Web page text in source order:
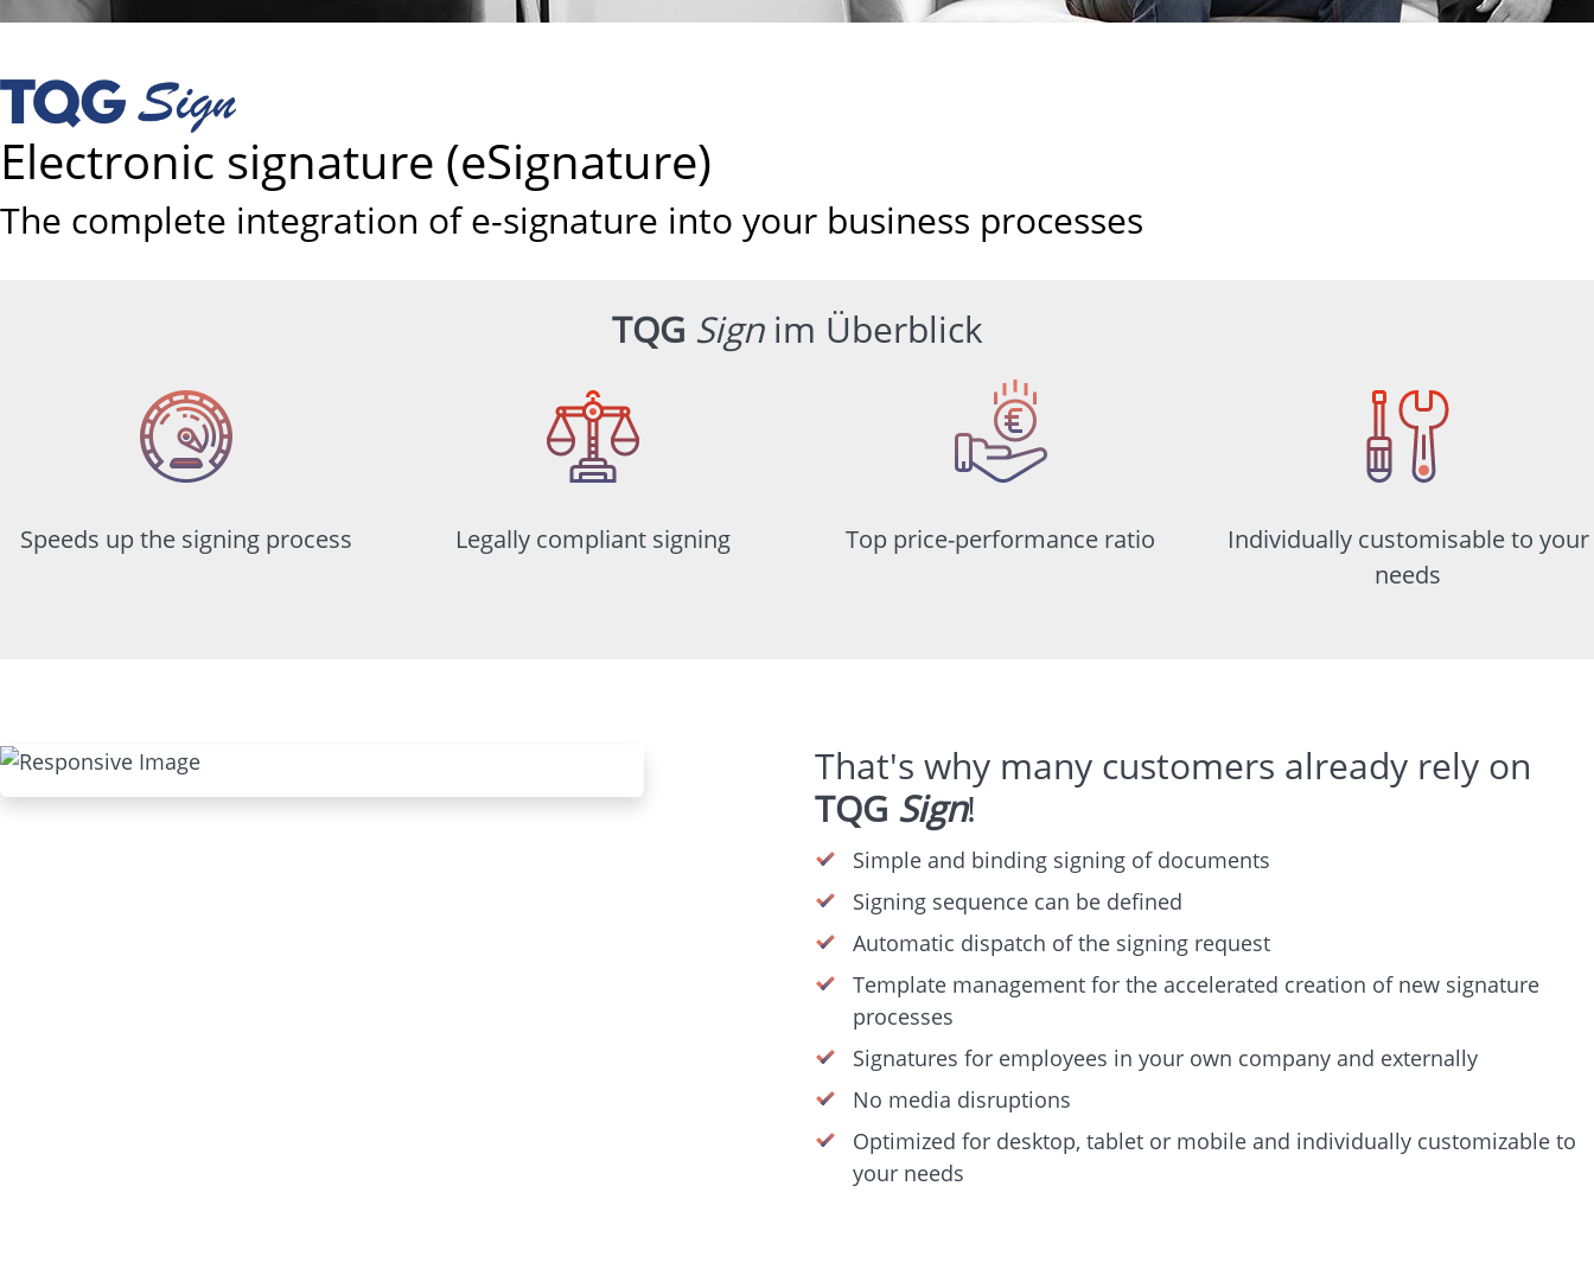
Electronic signature (eSignature)
The complete integration of e-signature into your business processes
TQG Signim Überblick
Speeds up the signing process Legally compliant signing Top price-performance ratio
Individually customisable to your
needs
That's why many customers already rely on
TQG Sign!
Simple and binding signing of documents
Signing sequence can be defined
Automatic dispatch of the signing request
Template management for the accelerated creation of new signature
processes
Signatures for employees in your own company and externally
No media disruptions
Optimized for desktop, tablet or mobile and individually customizable to
your needs